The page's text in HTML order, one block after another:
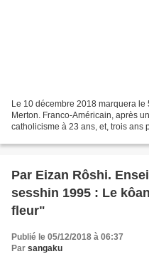
Le 10 décembre 2018 marquera
Merton. Franco-Américain, après
catholicisme à 23 ans, et, trois ans
Par Eizan Rôshi.
sesshin 1995 : Le
fleur"
Publié le 05/12/2018 à 06:37
Par sangaku